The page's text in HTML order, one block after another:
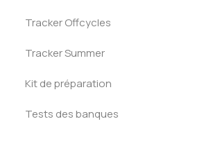
Tracker Offcycles
Tracker Summer
Kit de préparation
Tests des banques